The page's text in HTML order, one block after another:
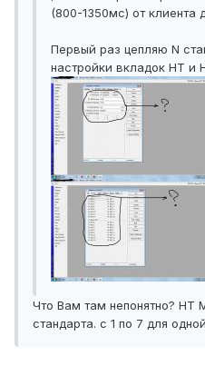
(800-1350мс) от клиента
Первый раз цепляю N
настройки вкладок HT и
Что Вам там непонятно? HT
стандарта. с 1 по 7 для